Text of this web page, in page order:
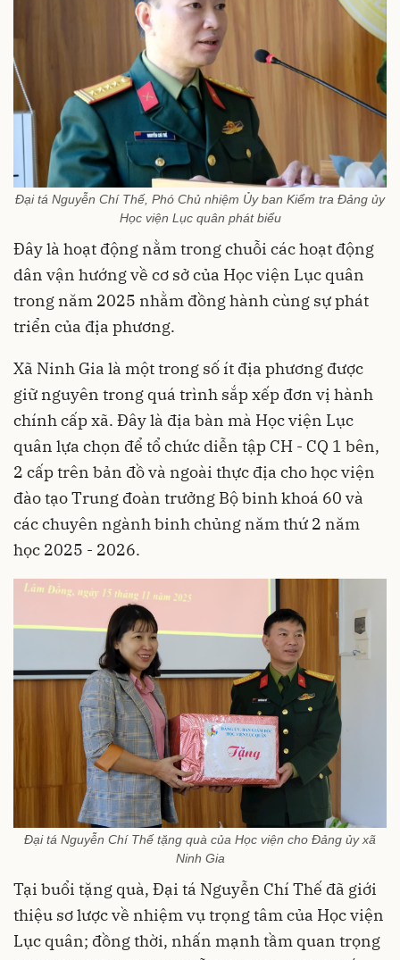
Đại tá Nguyễn Chí Thế, Phó Chủ nhiệm Ủy ban Kiểm tra Đảng ủy
Học viện Lục quân phát biểu
Đây là hoạt động nằm trong chuỗi các hoạt động
dân vận hướng về cơ sở của Học viện Lục quân
trong năm 2025 nhằm đồng hành cùng sự phát
triển của địa phương.
Xã Ninh Gia là một trong số ít địa phương được
giữ nguyên trong quá trình sắp xếp đơn vị hành
chính cấp xã. Đây là địa bàn mà Học viện Lục
quân lựa chọn để tổ chức diễn tập CH - CQ 1 bên,
2 cấp trên bản đồ và ngoài thực địa cho học viện
đào tạo Trung đoàn trưởng Bộ binh khoá 60 và
các chuyên ngành binh chủng năm thứ 2 năm
học 2025 - 2026.
Đại tá Nguyễn Chí Thế tặng quà của Học viện cho Đảng ủy xã
Ninh Gia
Tại buổi tặng quà, Đại tá Nguyễn Chí Thế đã giới
thiệu sơ lược về nhiệm vụ trọng tâm của Học viện
Lục quân; đồng thời, nhấn mạnh tầm quan trọng